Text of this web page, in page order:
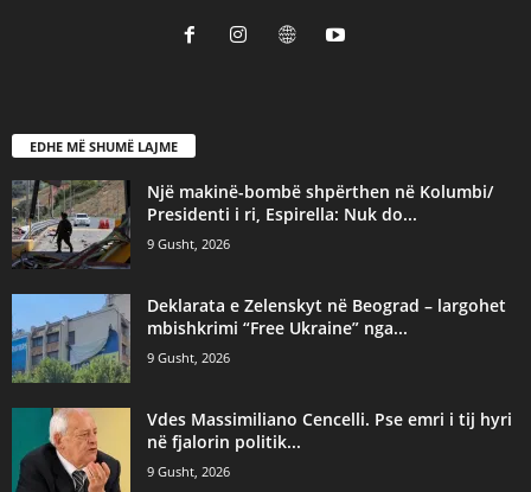
EDHE MË SHUMË LAJME
Një makinë-bombë shpërthen në Kolumbi/
Presidenti i ri, Espirella: Nuk do...
9 Gusht, 2026
Deklarata e Zelenskyt në Beograd – largohet
mbishkrimi “Free Ukraine” nga...
9 Gusht, 2026
Vdes Massimiliano Cencelli. Pse emri i tij hyri
në fjalorin politik...
9 Gusht, 2026